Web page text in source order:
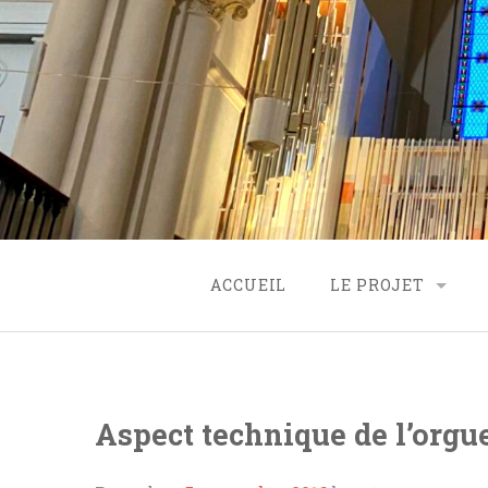
to
content
ACCUEIL LE PROJET
FINANCEMENT
Aspect technique de